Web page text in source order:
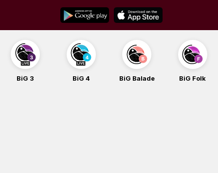
content
BiG 3 BiG 4 BiG Balade BiG Folk